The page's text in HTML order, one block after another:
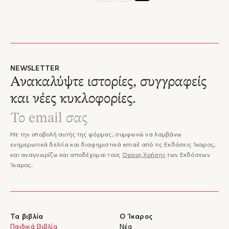
NEWSLETTER
Ανακαλύψτε ιστορίες, συγγραφείς
και νέες κυκλοφορίες.
Με την υποβολή αυτής της φόρμας, συμφωνώ να λαμβάνω
ενημερωτικά δελτία και διαφημιστικά email από τις Εκδόσεις Ίκαρος,
και αναγνωρίζω και αποδέχομαι τους Όρους Χρήσης των Εκδόσεων
Ίκαρος.
Τα βιβλία
Παιδικά Βιβλία
Ο Ίκαρος
Νέα